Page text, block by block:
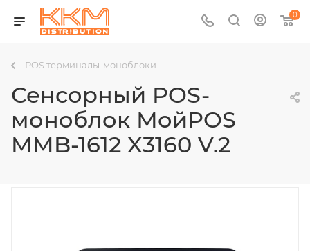
0
POS терминалы-моноблоки
Сенсорный POS-
моноблок МойPOS
MMB-1612 X3160 V.2